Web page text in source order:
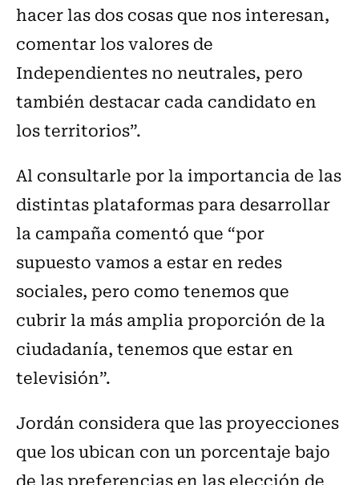
hacer las dos cosas que nos interesan,
comentar los valores de
Independientes no neutrales, pero
también destacar cada candidato en
los territorios”.
Al consultarle por la importancia de las
distintas plataformas para desarrollar
la campaña comentó que “por
supuesto vamos a estar en redes
sociales, pero como tenemos que
cubrir la más amplia proporción de la
ciudadanía, tenemos que estar en
televisión”.
Jordán considera que las proyecciones
que los ubican con un porcentaje bajo
de las preferencias en las elección de